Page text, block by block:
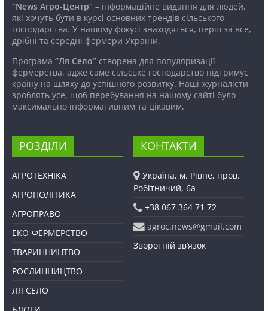
“News Агро-Центр”– інформаційне видання для людей,
які хочуть бути в курсі основних трендів сільського
господарства. У нашому фокусі знаходяться, перш за все,
дрібні та середні фермери України.
Програма “Ля Село”створена для популяризації
фермерства, адже саме сільське господарство підтримує
країну на шляху до успішного розвитку. Наші журналісти
зроблять усе, щоб перебування на нашому сайті було
максимально інформативним та цікавим.
РОЗДІЛИ
АГРОТЕХНІКА
АГРОПОЛІТИКА
АГРОПРАВО
ЕКО-ФЕРМЕРСТВО
ТВАРИННИЦТВО
РОСЛИННИЦТВО
ЛЯ СЕЛО
КОНТАКТИ
Україна, м. Рівне, пров.
Робітничий, 6а
+38 067 364 71 72
agroc.news@gmail.com
Зворотній зв’язок